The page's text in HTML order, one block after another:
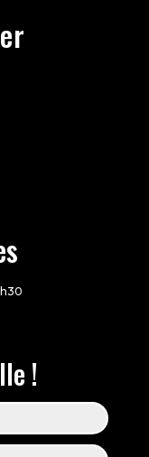
!